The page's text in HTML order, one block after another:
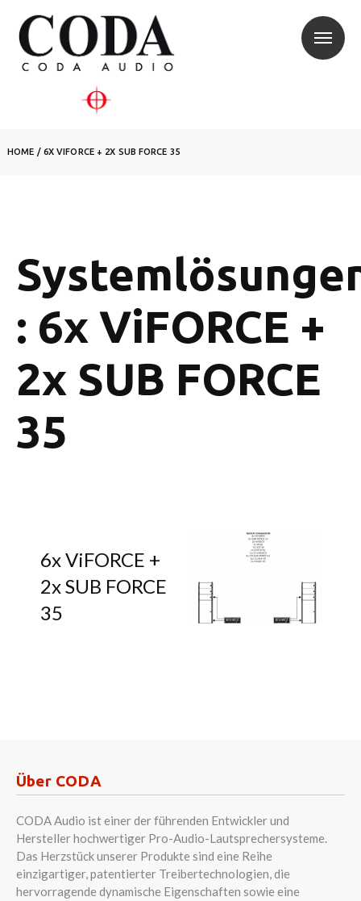
HOME / 6X VIFORCE + 2X SUB FORCE 35
: 6x ViFORCE +
2x SUB FORCE
35
6x ViFORCE +
2x SUB FORCE
35
Über CODA
CODA Audio ist einer der führenden Entwickler und
Hersteller hochwertiger Pro-Audio-Lautsprechersysteme.
Das Herzstück unserer Produkte sind eine Reihe
einzigartiger, patentierter Treibertechnologien, die
hervorragende dynamische Eigenschaften sowie eine